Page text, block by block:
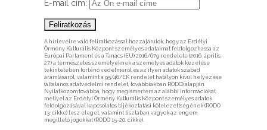
E-mail cím:
A hírlevélre való feliratkozással hozzájárulok, hogy az Erdélyi
Örmény Kulturális Központ személyes adataimat feldolgozhassa az
Európai Parlament és a Tanács (EU) 2016/679 rendelete (2016. április
27.) a természetes személyeknek a személyes adatok kezelése
tekintetében történő védelméről és az ilyen adatok szabad
áramlásáról, valamint a 95/46/EK rendelet hatályon kívül helyezése
(általános adatvédelmi rendelet, továbbiakban RODO) alapján.
Nyilatkozom továbbá, hogy megismertem az alábbi információkat,
mellyel az Erdélyi Örmény Kulturális Központ személyes adatok
feldolgozásával kapcsolatos tájékoztatási kötelezettségének (RODO
13. cikke) tesz eleget, valamint tisztában vagyok az engem
megillető jogokkal (RODO 15-20. cikke).